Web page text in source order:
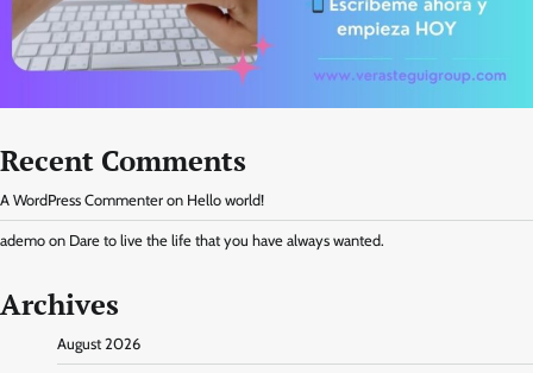
Recent Comments
A WordPress Commenter on Hello world!
ademo on Dare to live the life that you have always wanted.
Archives
August 2026